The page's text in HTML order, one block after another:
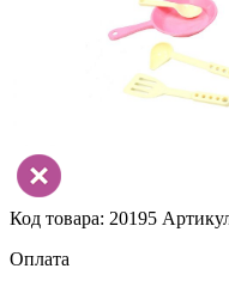
Код товара: 20195
Оплата